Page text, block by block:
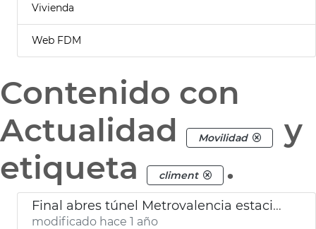
Vivienda
Web FDM
Contenido con
Actualidad
Movilidad
y
etiqueta
climent .
Final abres túnel Metrovalencia estaciones de Xàtiva y Alicante
modificado hace 1 año